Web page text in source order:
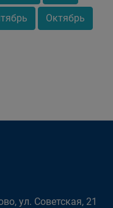
Октябрь
ул. Советская, 21